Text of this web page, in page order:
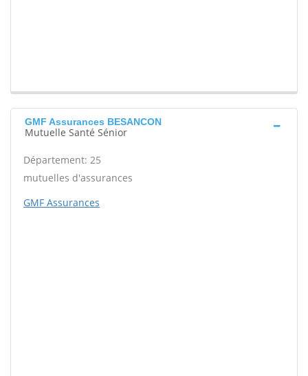
GMF Assurances BESANCON
Mutuelle Santé Sénior
Département: 25
mutuelles d'assurances
GMF Assurances